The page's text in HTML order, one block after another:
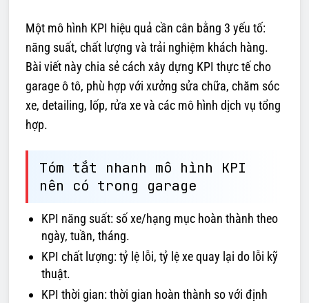
Một mô hình KPI hiệu quả cần cân bằng 3 yếu tố:
năng suất, chất lượng và trải nghiệm khách hàng.
Bài viết này chia sẻ cách xây dựng KPI thực tế cho
garage ô tô, phù hợp với xưởng sửa chữa, chăm sóc
xe, detailing, lốp, rửa xe và các mô hình dịch vụ tổng
hợp.
Tóm tắt nhanh mô hình KPI
nên có trong garage
KPI năng suất: số xe/hạng mục hoàn thành theo
ngày, tuần, tháng.
KPI chất lượng: tỷ lệ lỗi, tỷ lệ xe quay lại do lỗi kỹ
thuật.
KPI thời gian: thời gian hoàn thành so với định